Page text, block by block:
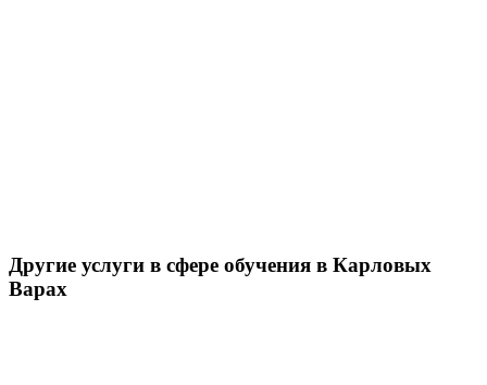
Другие услуги в сфере обучения в Карловых
Варах